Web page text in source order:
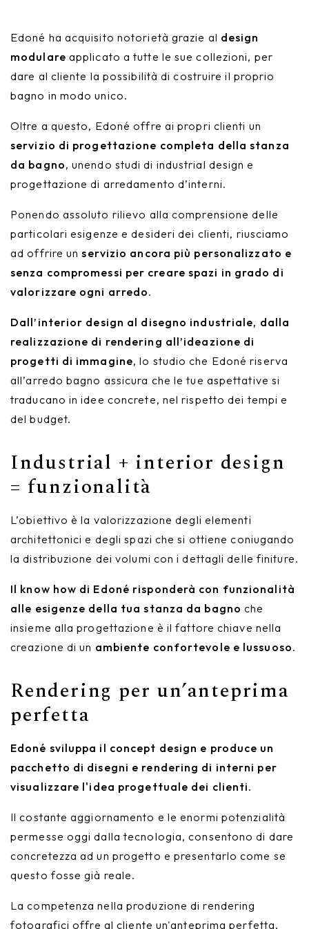
Edoné ha acquisito notorietà grazie al design
modulare applicato a tutte le sue collezioni, per
dare al cliente la possibilità di costruire il proprio
bagno in modo unico.
Oltre a questo, Edoné offre ai propri clienti un
servizio di progettazione completa della stanza
da bagno, unendo studi di industrial design e
progettazione di arredamento d’interni.
Ponendo assoluto rilievo alla comprensione delle
particolari esigenze e desideri dei clienti, riusciamo
ad offrire unservizio ancora più personalizzato e
senza compromessi per creare spazi in grado di
valorizzare ogni arredo.
Dall’interior design al disegno industriale, dalla
realizzazione di rendering all’ideazione di
progetti di immagine, lo studio che Edoné riserva
all’arredo bagno assicura che le tue aspettative si
traducano in idee concrete, nel rispetto dei tempi e
del budget.
Industrial + interior design
= funzionalità
L’obiettivo è la valorizzazione degli elementi
architettonici e degli spazi che si ottiene coniugando
la distribuzione dei volumi con i dettagli delle finiture.
Il know how di Edoné risponderà con funzionalità
alle esigenze della tua stanza da bagno che
insieme alla progettazione è il fattore chiave nella
creazione di un ambiente confortevole e lussuoso.
Rendering per un’anteprima
perfetta
Edoné sviluppa il concept design e produce un
pacchetto di disegni e rendering di interni per
visualizzare l'idea progettuale dei clienti.
Il costante aggiornamento e le enormi potenzialità
permesse oggi dalla tecnologia, consentono di dare
concretezza ad un progetto e presentarlo come se
questo fosse già reale.
La competenza nella produzione di rendering
fotografici offre al cliente un'anteprima perfetta,